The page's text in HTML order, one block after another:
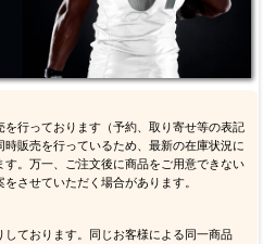
行っております（予約、取り寄せ等の表記
販売を行っているため、最新の在庫状況に
。万一、ご注文後に商品をご用意できない
させていただく場合があります。
ております。同じお客様による同一商品